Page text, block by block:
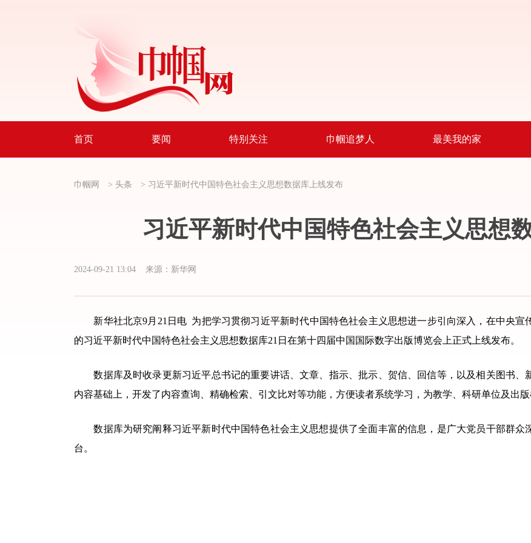
首页 要闻 特别关注 巾帼追梦人 最美我的家
巾帼网 > 头条 > 习近平新时代中国特色社会主义思想数据库上线发布
习近平新时代中国特色社会主义思想
2024-09-21 13:04 来源：新华网
新华社北京9月21日电 为把学习贯彻习近平新时代中国特色社会主义思想进一步引向深入，在中央宣
的习近平新时代中国特色社会主义思想数据库21日在第十四届中国国际数字出版博览会上正式上线发布。
数据库及时收录更新习近平总书记的重要讲话、文章、指示、批示、贺信、回信等，以及相关图书、
内容基础上，开发了内容查询、精确检索、引文比对等功能，方便读者系统学习，为教学、科研单位及出版
数据库为研究阐释习近平新时代中国特色社会主义思想提供了全面丰富的信息，是广大党员干部群众
台。